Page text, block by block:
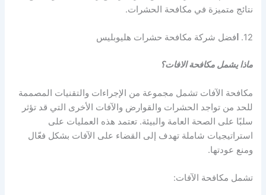
نتائج متميزة في مكافحة الحشرات.
12. فضل شركة مكافحة حشرات هليوبليس
ماذا يشمل مكافحة الافات؟
مكافحة الآفات تشمل مجموعة من الإجراءات والتقنيات المصممة
للحد من تواجد الحشرات والقوارض والآفات الأخرى التي قد تؤثر
سلبًا على الصحة العامة والبيئة. تعتمد هذه العمليات على
استراتيجيات شاملة تهدف إلى القضاء على الآفات بشكل فعّال
ومنع عودتها.
تشمل مكافحة الآفات: